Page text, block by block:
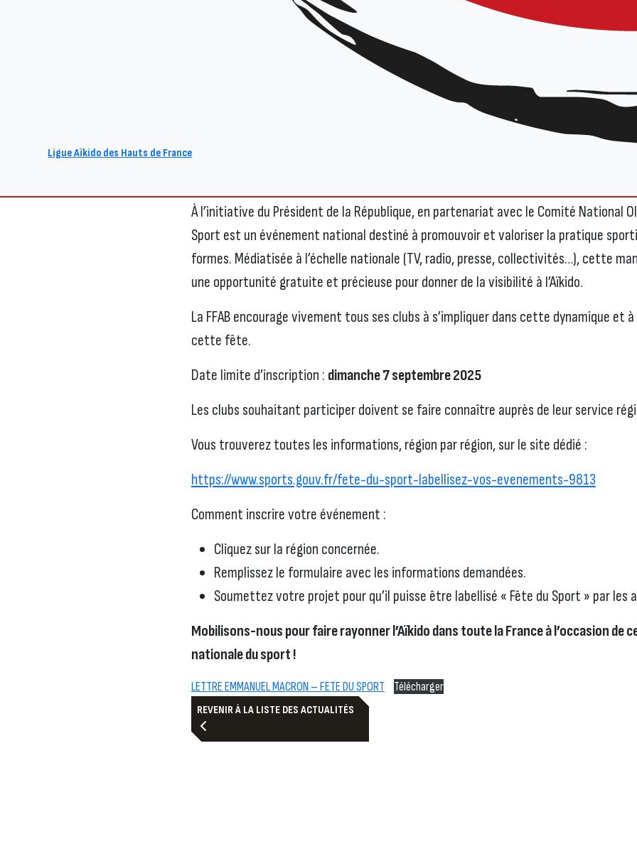
Ligue Aïkido des Hauts de France
À l’initiative du Président de la République, en partenariat avec le Comité National
Sport est un événement national destiné à promouvoir et valoriser la pratique
formes. Médiatisée à l’échelle nationale (TV, radio, presse, collectivités…), cette
une opportunité gratuite et précieuse pour donner de la visibilité à l’Aïkido.
La FFAB encourage vivement tous ses clubs à s’impliquer dans cette dynamique
cette fête.
Date limite d’inscription : dimanche 7 septembre 2025
Les clubs souhaitant participer doivent se faire connaître auprès de leur service
Vous trouverez toutes les informations, région par région, sur le site dédié :
https://www.sports.gouv.fr/fete-du-sport-labellisez-vos-evenements-9813
Comment inscrire votre événement :
Cliquez sur la région concernée.
Remplissez le formulaire avec les informations demandées.
Soumettez votre projet pour qu’il puisse être labellisé « Fête du Sport » par les
Mobilisons-nous pour faire rayonner l’Aïkido dans toute la France à l’occasion de
nationale du sport !
LETTRE EMMANUEL MACRON – FETE DU SPORT Télécharger
REVENIR À LA LISTE DES ACTUALITÉS